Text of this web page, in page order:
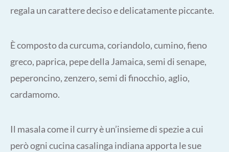
regala un carattere deciso e delicatamente piccante.
Ècomposto da curcuma, coriandolo, cumino, fieno
greco, paprica, pepe della Jamaica, semi di senape,
peperoncino, zenzero, semi di finocchio, aglio,
cardamomo.
Il masala come il curry è un’insieme di spezie a cui
però ogni cucina casalinga indiana apporta le sue